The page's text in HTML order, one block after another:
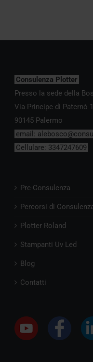
Consulenza Plotter
Presso la sede della
Via Principe di Paternò
90145 Palermo
email:
Cellulare: 3347247609
Pre-Consulenza
Percorsi di
Plotter Roland
Stampanti Uv Led
Blog
Contatti